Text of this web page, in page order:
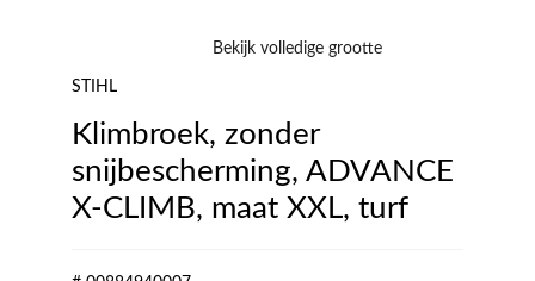
Bekijk volledige grootte
STIHL
Klimbroek, zonder
snijbescherming, ADVANCE
X-CLIMB, maat XXL, turf